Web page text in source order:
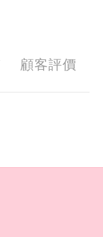
顧客評價